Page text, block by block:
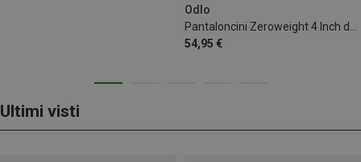
Odlo
54,95 €
Ultimi visti